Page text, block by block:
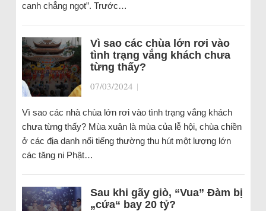
canh chẳng ngọt”. Trước…
Vì sao các chùa lớn rơi vào
tình trạng vắng khách chưa
từng thấy?
07/03/2024 |
Vì sao các nhà chùa lớn rơi vào tình trạng vắng khách
chưa từng thấy? Mùa xuân là mùa của lễ hội, chùa chiền
ở các địa danh nổi tiếng thường thu hút một lượng lớn
các tăng ni Phật…
Sau khi gãy giò, “Vua” Đàm bị
„cứa“ bay 20 tỷ?